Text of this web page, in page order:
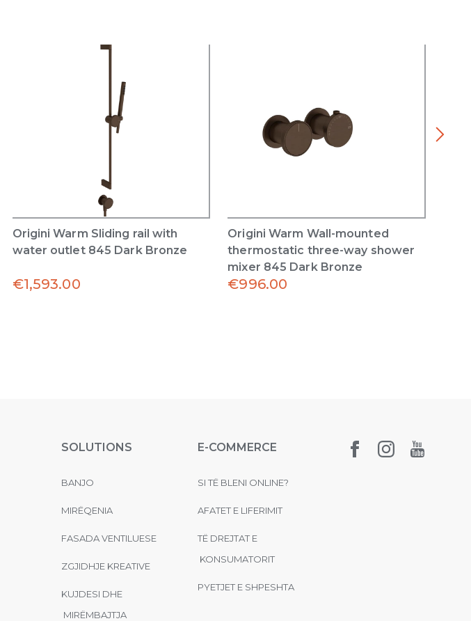
Origini Warm Sliding rail with
water outlet 845 Dark Bronze
€1,593.00
Origini Warm Wall-mounted
thermostatic three-way shower
mixer 845 Dark Bronze
€996.00
SOLUTIONS
BANJO
MIRËQENIA
FASADA VENTILUESE
ZGJIDHJE KREATIVE
KUJDESI DHE
MIRËMBAJTJA
E-COMMERCE
SI TË BLENI ONLINE?
AFATET E LIFERIMIT
TË DREJTAT E
KONSUMATORIT
PYETJET E SHPESHTA